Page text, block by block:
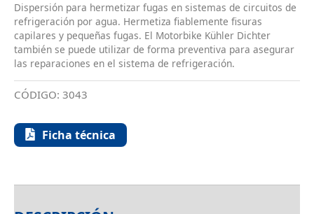
Dispersión para hermetizar fugas en sistemas de circuitos de
refrigeración por agua. Hermetiza fiablemente fisuras
capilares y pequeñas fugas. El Motorbike Kühler Dichter
también se puede utilizar de forma preventiva para asegurar
las reparaciones en el sistema de refrigeración.
CÓDIGO: 3043
Ficha técnica